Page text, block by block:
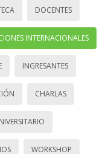
DOCENTES
INTERNACIONALES
INGRESANTES
CHARLAS
WORKSHOP